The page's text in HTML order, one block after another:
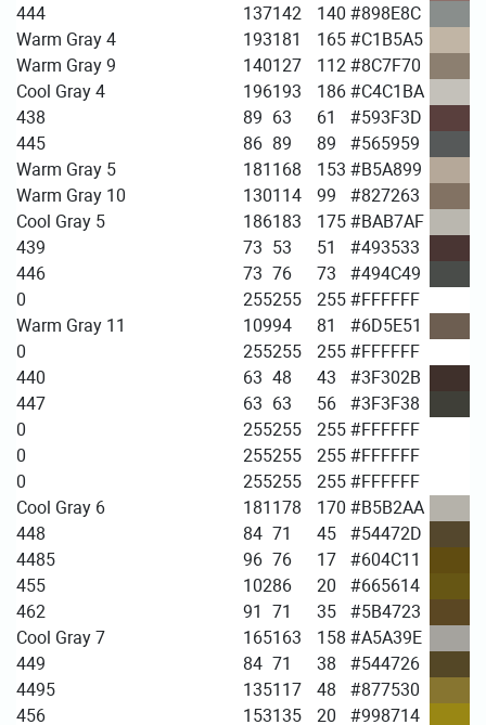
444
137142 140 #898E8C
Warm Gray 4
193181 165 #C1B5A5
Warm Gray 9
140127 112 #8C7F70
Cool Gray 4
196193 186 #C4C1BA
438
89 63 61
#593F3D
445
86 89 89
#565959
Warm Gray 5
181 168 153 #B5A899
Warm Gray 10
130114 99
#827263
Cool Gray 5
186183 175 #BAB7AF
439
73 53 51
#493533
446
73 76 73
#494C49
0
255255 255 #FFFFFF
Warm Gray 11
10994 81
#6D5E51
0
255255 255 #FFFFFF
440
63 48 43
#3F302B
447
63 63 56
#3F3F38
0
255255 255 #FFFFFF
0
255255 255 #FFFFFF
0
255255 255 #FFFFFF
Cool Gray 6
181 178 170 #B5B2AA
448
84 71 45
#54472D
4485
96 76 17
#604C11
455
10286 20
#665614
462
91 71 35
#5B4723
Cool Gray 7
165163 158 #A5A39E
449
84 71 38
#544726
4495
135117 48
#877530
456
153135 20 #998714